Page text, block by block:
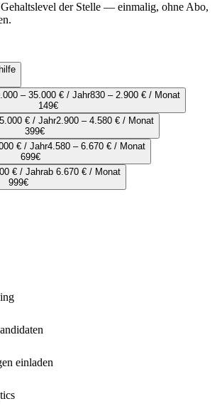
der Stelle — einmalig, ohne Abo,
– 35.000 € / Jahr830 – 2.900 € / Monat
149€
€ / Jahr2.900 – 4.580 € / Monat
399€
€ / Jahr4.580 – 6.670 € / Monat
699€
€ / Jahrab 6.670 € / Monat
999€
einladen